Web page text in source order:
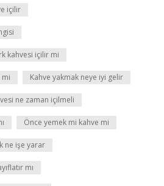
içilir
kahvesi içilir mi
mi Kahve yakmak neye iyi gelir
ne zaman içilmeli
Önce yemek mi kahve mi
ne işe yarar
mı